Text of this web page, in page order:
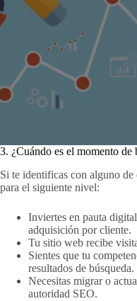
3. ¿Cuándo es el momento de
Si te identificas con alguno de
para el siguiente nivel:
Inviertes en pauta
adquisición por cliente.
Tu sitio web recibe
Sientes que tu
resultados de búsqueda.
Necesitas migrar o
autoridad SEO.